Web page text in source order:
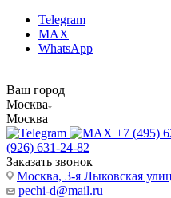
Telegram
MAX
WhatsApp
Ваш город
Москва
Москва
+7 (495)
(926) 631-24-82
Заказать звонок
Москва, 3-я Лыковская
pechi-d@mail.ru